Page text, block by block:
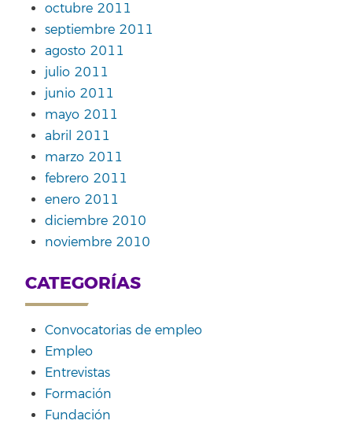
octubre 2011
septiembre 2011
agosto 2011
julio 2011
junio 2011
mayo 2011
abril 2011
marzo 2011
febrero 2011
enero 2011
diciembre 2010
noviembre 2010
CATEGORÍAS
Convocatorias de empleo
Empleo
Entrevistas
Formación
Fundación